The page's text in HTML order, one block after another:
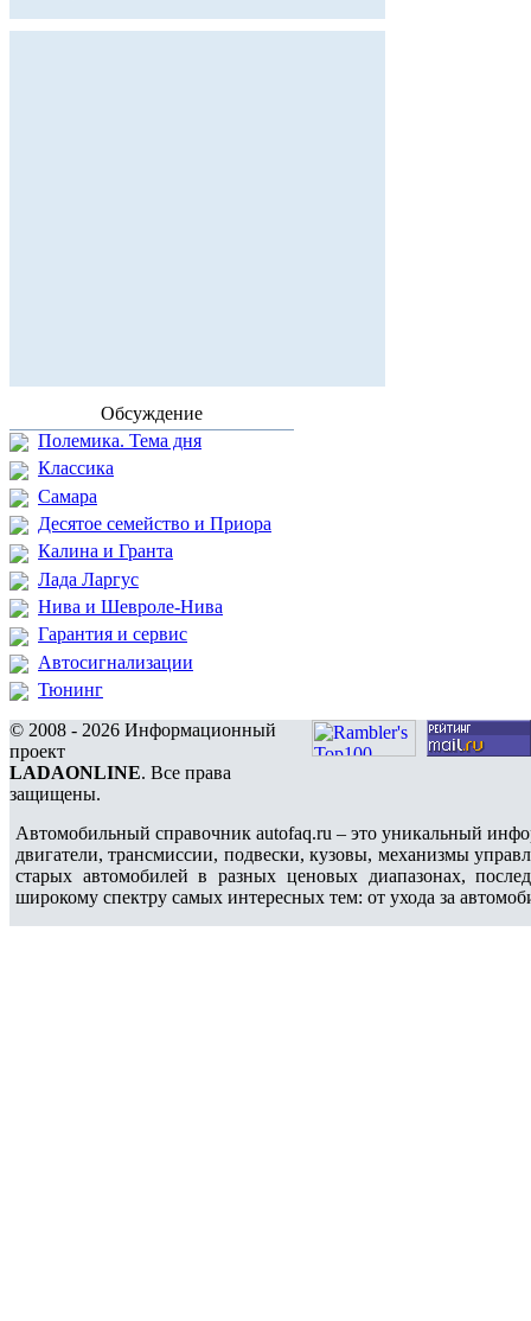
Обсуждение
Полемика. Тема дня
Классика
Самара
Десятое семейство и Приора
Калина и Гранта
Лада Ларгус
Нива и Шевроле-Нива
Гарантия и сервис
Автосигнализации
Тюнинг
© 2008 - 2026 Информационный
проект
LADAONLINE. Все права
защищены.
Автомобильный справочник autofaq.ru – это уникальный
двигатели, трансмиссии, подвески, кузовы, механизмы
старых автомобилей в разных ценовых диапазонах,
широкому спектру самых интересных тем: от ухода за